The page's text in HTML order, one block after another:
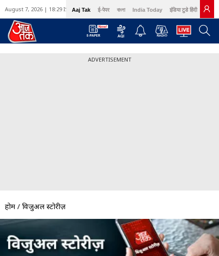
August 7, 2026 | 18:29 IST Aaj Tak ई-पेपर বাংলা India Today इंडिया टुडे हिंदी
ADVERTISEMENT
होम / विजुअल स्टोरीज़